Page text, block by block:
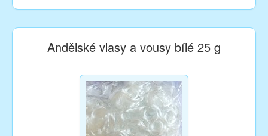
Andělské vlasy a vousy bílé 25 g